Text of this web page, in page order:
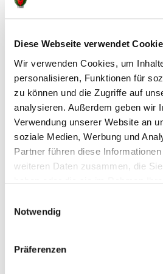
Diese Webseite verwendet
Wir verwenden Cookies, um
personalisieren, Funktionen für
zu können und die Zugriffe auf
analysieren. Außerdem geben wir
Verwendung unserer Website an
soziale Medien, Werbung und
Partner führen diese
weiteren Daten zusammen, die
Notwendig
Präferenzen
Highlight.
Das große Abschlusstraining mit
Duell Profis gegen Kids. Die
stellten sich zwischen die
Campteilnehmer überwindeten
Erfolgsquote. Ein Höhepunkt in
abschließende Frage- und
Spitzenhandballern, ehe für die
Überreichen der individuellen
Tag in Füchse Town erschöpft